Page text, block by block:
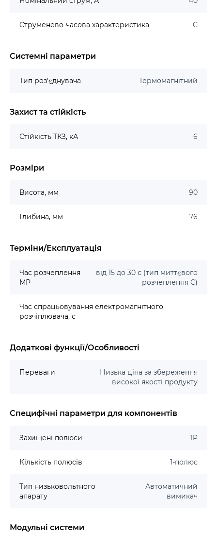
Струменево-часова характеристика C
Системні параметри
Тип роз'єднувача Термомагнітний
Захист та стійкість
Стійкість ТКЗ, кА 6
Розміри
Висота, мм 90
Глибина, мм 76
Терміни/Експлуатація
Час розчеплення
МР
від 15 до 30 с (тип миттєвого
розчеплення C)
Час спрацьовування електромагнітного
розчіплювача, с
Додаткові функції/Особливості
Переваги
Низька ціна за збереження
високої якості продукту
Специфічні параметри для компонентів
Захищені полюси 1P
Кількість полюсів 1-полюс
Тип низьковольтного
апарату
Автоматичний
вимикач
Модульні системи